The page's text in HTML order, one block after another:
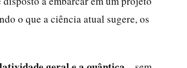
o que a ciência atual sugere, os